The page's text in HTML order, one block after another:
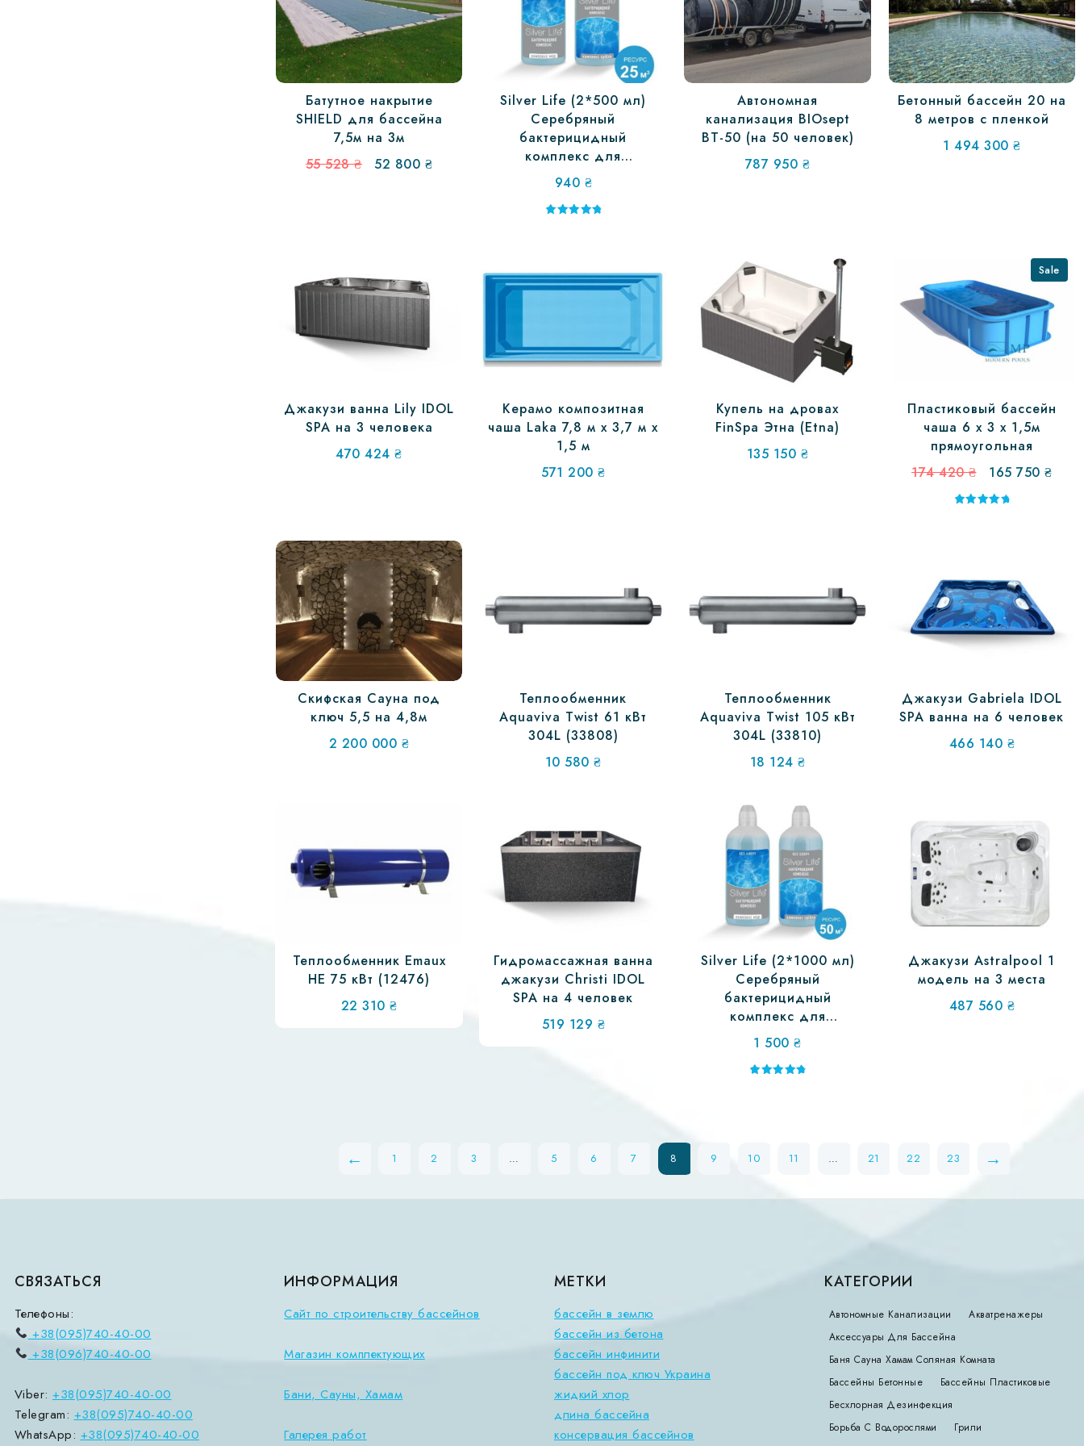
Батутное накрытие
SHIELD для бассейна
7,5м на 3м
55 528₴
Первоначальная
52 800 ₴Текущая
Silver Life (2*500 мл)
Серебряный
бактерицидный
комплекс для
бассейнов
940 ₴
Автономная
канализация BIOsept
BT-50 (на 50 человек)
787 950 ₴
Бетонный бассейн 20 на
8 метров с пленкой
1 494 300₴
Джакузи ванна Lily IDOL
SPA на 3 человека
470 424₴
Керамо композитная
чаша Laka 7,8 м х 3,7 м х
1,5 м
571 200₴
Купель на дровах
FinSpa Этна (Etna)
135 150 ₴
Sale
Пластиковый бассейн
чаша 6 х 3 х 1,5м
прямоугольная
174 420₴
цена
составляла
165 750₴
Скифская Сауна под
ключ 5,5 на 4,8м
2 200 000 ₴
Теплообменник
Aquaviva Twist 61 кВт
304L (33808)
10 580₴
Теплообменник
Aquaviva Twist 105 кВт
304L (33810)
18 124₴
Джакузи Gabriela IDOL
SPA ванна на 6 человек
466 140 ₴
Теплообменник Emaux
HE 75 кВт (12476)
22 310₴
Гидромассажная ванна
джакузи Christi IDOL
SPA на 4 человек
519 129 ₴
Silver Life (2*1000 мл)
Серебряный
бактерицидный
комплекс для
бассейнов
1 500₴
Джакузи Astralpool 1
модель на 3 места
487 560 ₴
← 1 2 3 … 5 6 7 8 9 10 11 … 21 22 23 →
СВЯЗАТЬСЯ
Телефоны:
+38(095)740-40-00
+38(096)740-40-00
Viber: +38(095)740-40-00
Telegram: +38(095)740-40-00
WhatsApp: +38(095)740-40-00
ИНФОРМАЦИЯ
Сайт по строительству бассейнов
Магазин комплектующих
Бани, Сауны, Хамам
Галерея работ
МЕТКИ
бассейн в землю
бассейн из бетона
бассейн инфинити
бассейн под ключ Украина
жидкий хлор
длина бассейна
консервация бассейнов
КАТЕГОРИИ
Автономные Канализации
Акватренажеры
Аксессуары Для Бассейна
Баня Сауна Хамам Соляная Комната
Бассейны Бетонные
Бассейны Пластиковые
Бесхлорная Дезинфекция
Борьба С Водорослями
Грили